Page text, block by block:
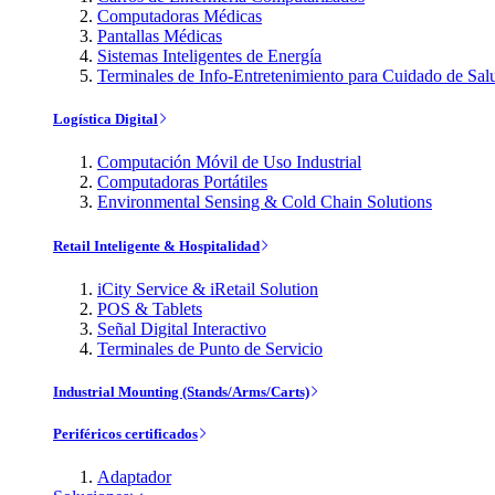
Computadoras Médicas
Pantallas Médicas
Sistemas Inteligentes de Energía
Terminales de Info-Entretenimiento para Cuidado de
Logística Digital
Computación Móvil de Uso Industrial
Computadoras Portátiles
Environmental Sensing & Cold Chain Solutions
Retail Inteligente & Hospitalidad
iCity Service & iRetail Solution
POS & Tablets
Señal Digital Interactivo
Terminales de Punto de Servicio
Industrial Mounting (Stands/Arms/Carts)
Periféricos certificados
Adaptador